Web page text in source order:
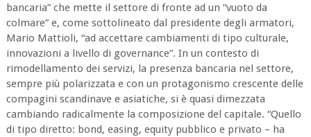
bancaria” che mette il settore di fronte ad un “vuoto da
colmare” e, come sottolineato dal presidente degli armatori,
Mario Mattioli, “ad accettare cambiamenti di tipo culturale,
innovazioni a livello di governance”. In un contesto di
rimodellamento dei servizi, la presenza bancaria nel settore,
sempre più polarizzata e con un protagonismo crescente delle
compagini scandinave e asiatiche, si è quasi dimezzata
cambiando radicalmente la composizione del capitale. “Quello
di tipo diretto: bond, easing, equity pubblico e privato – ha